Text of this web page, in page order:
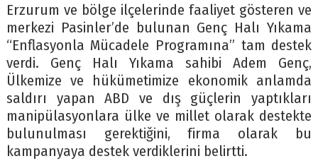
Erzurum ve bölge ilçelerinde faaliyet gösteren ve
merkezi Pasinler’de bulunan Genç Halı Yıkama
“Enflasyonla Mücadele Programına” tam destek
verdi. Genç Halı Yıkama sahibi Adem Genç,
Ülkemize ve hükümetimize ekonomik anlamda
saldırı yapan ABD ve dış güçlerin yaptıkları
manipülasyonlara ülke ve millet olarak destekte
bulunulması gerektiğini, firma olarak bu
kampanyaya destek verdiklerini belirtti.